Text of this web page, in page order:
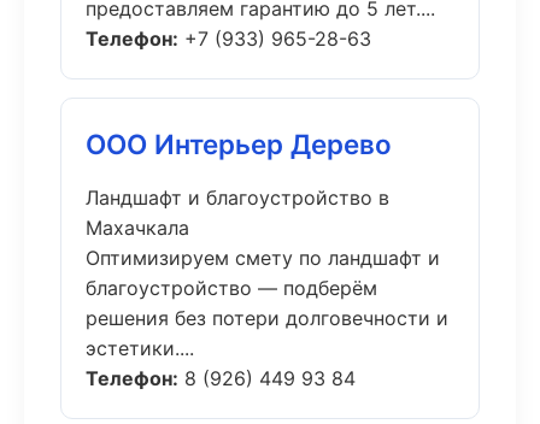
предоставляем гарантию до 5 лет....
Телефон: +7 (933) 965-28-63
ООО Интерьер Дерево
Ландшафт и благоустройство в
Махачкала
Оптимизируем смету по ландшафт и
благоустройство — подберём
решения без потери долговечности и
эстетики....
Телефон: 8 (926) 449 93 84